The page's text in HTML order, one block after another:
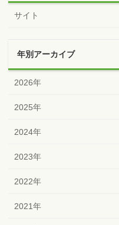
サイト
年別アーカイブ
2026年
2025年
2024年
2023年
2022年
2021年